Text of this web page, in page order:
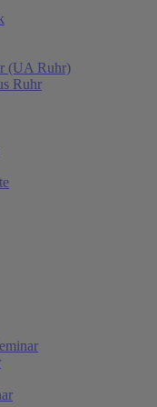
(UA Ruhr)
Ruhr